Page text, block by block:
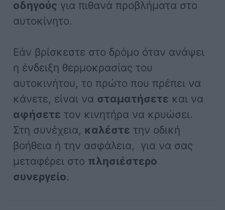
οδηγούς για πιθανά προβλήματα στο
αυτοκίνητο.
Εάν βρίσκεστε στο δρόμο όταν ανάψει
η ένδειξη θερμοκρασίας του
αυτοκινήτου, το πρώτο που πρέπει να
κάνετε, είναι να σταματήσετε και να
αφήσετε τον κινητήρα να κρυώσει.
Στη συνέχεια, καλέστε την οδική
βοήθεια ή την ασφάλεια, για να σας
μεταφέρει στο πλησιέστερο
συνεργείο.